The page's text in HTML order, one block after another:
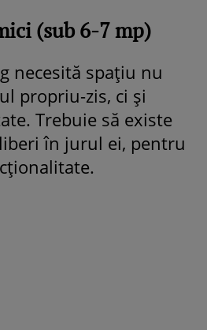
(sub 6-7 mp)
necesită spațiu nu
propriu-zis, ci și
Trebuie să existe
în jurul ei, pentru